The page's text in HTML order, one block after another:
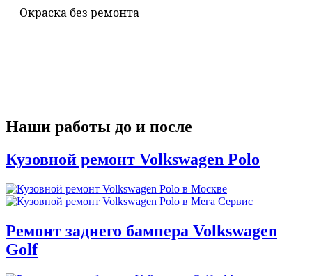
Окраска без ремонта
Наши работы до и после
Кузовной ремонт Volkswagen Polo
Ремонт заднего бампера Volkswagen
Golf